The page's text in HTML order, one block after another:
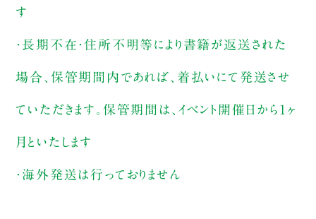
す
・長期不在・住所不明等により書籍が返送された
場合、保管期間内であれば、着払いにて発送させ
ていただきます。保管期間は、イベント開催日から1ヶ
月といたします
・海外発送は行っておりません